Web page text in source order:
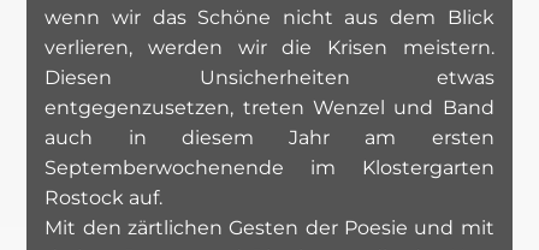
wenn wir das Schöne nicht aus dem Blick
verlieren, werden wir die Krisen meistern.
Diesen Unsicherheiten etwas
entgegenzusetzen, treten Wenzel und Band
auch in diesem Jahr am ersten
Septemberwochenende im Klostergarten
Rostock auf.
Mit den zärtlichen Gesten der Poesie und mit